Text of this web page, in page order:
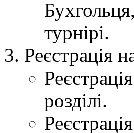
турнірі.
Реєстрація
розділі.